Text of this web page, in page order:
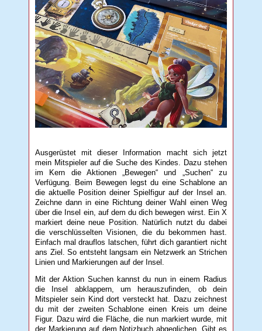
Ausgerüstet mit dieser Information macht sich jetzt
mein Mitspieler auf die Suche des Kindes. Dazu stehen
im Kern die Aktionen „Bewegen“ und „Suchen“ zu
Verfügung. Beim Bewegen legst du eine Schablone an
die aktuelle Position deiner Spielfigur auf der Insel an.
Zeichne dann in eine Richtung deiner Wahl einen Weg
über die Insel ein, auf dem du dich bewegen wirst. Ein X
markiert deine neue Position. Natürlich nutzt du dabei
die verschlüsselten Visionen, die du bekommen hast.
Einfach mal drauflos latschen, führt dich garantiert nicht
ans Ziel. So entsteht langsam ein Netzwerk an Strichen
Linien und Markierungen auf der Insel.
Mit der Aktion Suchen kannst du nun in einem Radius
die Insel abklappern, um herauszufinden, ob dein
Mitspieler sein Kind dort versteckt hat. Dazu zeichnest
du mit der zweiten Schablone einen Kreis um deine
Figur. Dazu wird die Fläche, die nun markiert wurde, mit
der Markierung auf dem Notizbuch abgeglichen. Gibt es